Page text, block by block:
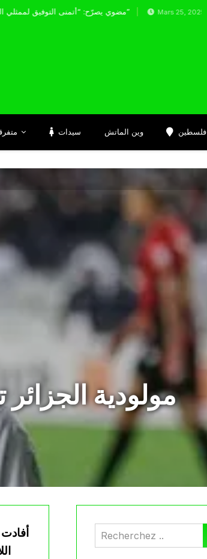
مضوي يصرّح: “أتمنى التوفيق لممثلي الكرة الجزائرية في المسابقات القارية” Mars 25, 2025
سيدات وين الماتش فلسطين
مولودية